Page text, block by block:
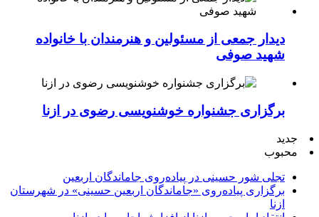
دیدار جمعی از مسئولین و هنرمندان با خانواده
شهید صوفی
برگزاری جشنواره خوشنویسی رضوی در ازنا
جدید
محبوب
تجلی شور حسینی در پیاده‌روی جاماندگان اربعین
برگزاری پیاده‌روی «جاماندگان اربعین حسینی» در شهرستان
ازنا